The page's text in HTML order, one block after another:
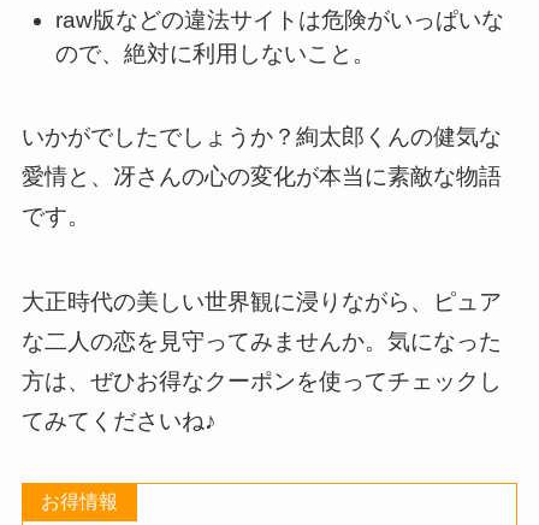
raw版などの違法サイトは危険がいっぱいな
ので、絶対に利用しないこと。
いかがでしたでしょうか？絢太郎くんの健気な
愛情と、冴さんの心の変化が本当に素敵な物語
です。
大正時代の美しい世界観に浸りながら、ピュア
な二人の恋を見守ってみませんか。気になった
方は、ぜひお得なクーポンを使ってチェックし
てみてくださいね♪
お得情報